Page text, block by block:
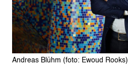
Andreas Blühm (foto: Ewoud Rooks)